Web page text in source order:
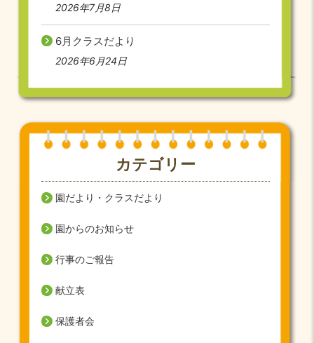
2026年7月8日
6月クラスだより
2026年6月24日
カテゴリー
園だより・クラスだより
園からのお知らせ
行事のご報告
献立表
保護者会